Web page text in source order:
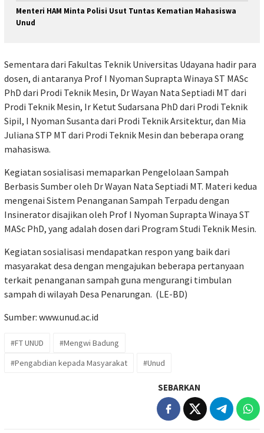
Menteri HAM Minta Polisi Usut Tuntas Kematian Mahasiswa
Unud
Sementara dari Fakultas Teknik Universitas Udayana hadir para
dosen, di antaranya Prof I Nyoman Suprapta Winaya ST MASc
PhD dari Prodi Teknik Mesin, Dr Wayan Nata Septiadi MT dari
Prodi Teknik Mesin, Ir Ketut Sudarsana PhD dari Prodi Teknik
Sipil, I Nyoman Susanta dari Prodi Teknik Arsitektur, dan Mia
Juliana STP MT dari Prodi Teknik Mesin dan beberapa orang
mahasiswa.
Kegiatan sosialisasi memaparkan Pengelolaan Sampah
Berbasis Sumber oleh Dr Wayan Nata Septiadi MT. Materi kedua
mengenai Sistem Penanganan Sampah Terpadu dengan
Insinerator disajikan oleh Prof I Nyoman Suprapta Winaya ST
MASc PhD, yang adalah dosen dari Program Studi Teknik Mesin.
Kegiatan sosialisasi mendapatkan respon yang baik dari
masyarakat desa dengan mengajukan beberapa pertanyaan
terkait penanganan sampah guna mengurangi timbulan
sampah di wilayah Desa Penarungan. (LE-BD)
Sumber: www.unud.ac.id
#FT UNUD
#Mengwi Badung
#Pengabdian kepada Masyarakat
#Unud
SEBARKAN